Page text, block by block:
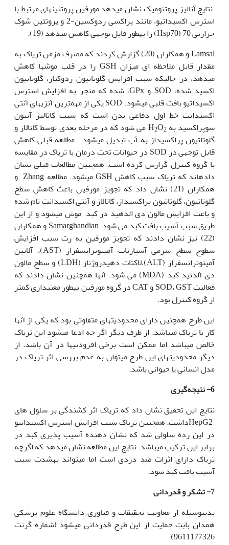
نتایج آنالیز پروتئومیک نشان می‫دهد مورفین پروتئین‫های مرتبط با
استرس اکسیداتیو، مانند پراکسی ردوکسین-2 و پروتئین شوک
حرارتی 70 (Hsp70) را به‫طور قابل توجهی کاهش می‫دهد (19).
Lamsal و همکاران (20) گزارش کردند که مصرف مزمن تریاک به
مقدار قابل ملاحظه ای میزان GSH را در قلب موش‫ها کاهش
می‫دهد، در حالی‫که سبب افزایش گلوتاتیون ردوکتاز، گلوتاتیون
اکسید شده، SOD و GPx، شده که منجر به افزایش استرس
اکسیداتیو بافت قلبی می‫شود. SOD یکی از مهم‫ترین آنزی‫های آنتی
اکسیدانت خط اول دفاعی بدن است که سبب کاتالیز آنیون
سوپراکسید به H
2O2
می شود که در مرحله بعدی توسط کاتالاز و
گلوتاتیون پراکسیداز به آب تبدیل می‫شود. مطالعه قبلی کاهش
قابل توجهی در SOD در حیوانات تحت درمان با تریاک در مقایسه
با گروه کنترل گزارش کرده است. همچنین مطالعات قبلی نشان
داده‫اند که تریاک سبب کاهش GSH می‫شود. مطالعه Zhang و
همکاران (21) نشان داد که تجویز مورفین باعث کاهش سطح
گلوتاتیون، گلوتاتیون پراکسیداز، کاتالاز و آنتی اکسیدانت تام شده
و باعث افزایش مالون دی الدهید در کبد موش می‫شود و از این
طریق سبب آسیب بافت کبد می شود. Samarghandian و همکاران
(22) نیز نشان دادند که تجویز مورفین به رت سبب افزایش
سطوح سطح سرمی آسپارتات آمینوترانسفراز (AST)، آلانین
آمینوترانسفراز (ALT)،لاکتات دهیدروژناز (LDH) و سطح مالون
دی آلدئید کبد (MDA) می شود. آن‫ها همچنین نشان دادند که
فعالیت SOD، GST و CAT در گروه مورفین به‫طور معنی‫داری کمتر
از گروه کنترل بود.
این طرح همچنین دارای محدودیت‫های متفاوتی بود که یکی از آن‫ها
کار با تریاک می‫باشد. از طرف دیگر اگر چه ادعا می‫شود این تریاک
خالص می‫باشد اما ممکن است برخی افزودنی‫ها در آن باشد. از
دیگر محدودیت‫های این طرح می‫توان به عدم بررسی اثر تریاک در
مدل انسانی یا حیوانی باشد.
6- نتیجه‌گیری
نتایج این تحقیق نشان داد که تریاک اثر کشندگی بر سلول های
HepG2داشت. همچنین تریاک سبب افزایش استرس اکسیداتیو
در این رده سلولی شد که نشان دهنده آسیب پذیری کبد در
برابر این ترکیب می‫باشد. نتایج این مطالعه نشان می‫دهد که اگرچه
تریاک دارای اثرات ضد دردی است اما می‫تواند به‫شدت سبب
آسیب بافت کبد شود.
7- تشکر و قدردانی
بدین‫وسیله از معاونت تحقیقات و فناوری دانشگاه علوم پزشکی
همدان بابت حمایت از این طرح قدردانی می‫شود (شماره گرنت
9611177326).